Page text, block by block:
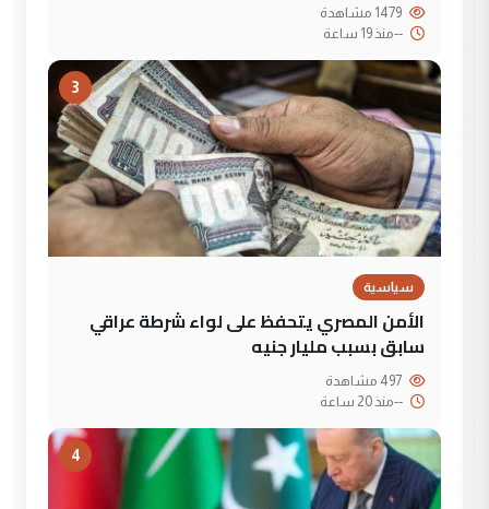
--منذ 19 ساعة
3
سياسية
الأمن المصري يتحفظ على لواء شرطة عراقي
سابق بسبب مليار جنيه
--منذ 20 ساعة
4